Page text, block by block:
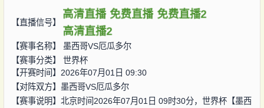
【直播信号】
高清直播 免费直播 免费直播2
高清直播2
【赛事名称】 墨西哥VS厄瓜多尔
【赛事分类】 世界杯
【开赛时间】2026年07月01日 09:30
【对阵双方】 墨西哥VS厄瓜多尔
【赛事说明】北京时间2026年07月01日 09时30分，世界杯【墨西